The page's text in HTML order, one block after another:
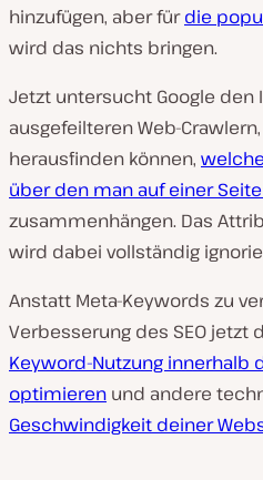
hinzufügen, aber fürdie
wird das nichts bringen.
Jetzt untersucht Google
ausgefeilteren Web-
herausfinden können,
über den man auf einer
zusammenhängen. Das
wird dabei vollständig
Anstatt Meta-Keywords zu
Verbesserung des SEO jetzt
Keyword-Nutzung innerhalb
optimieren und andere
Geschwindigkeit deiner